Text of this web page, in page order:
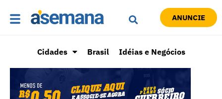
ANUNCIE
Cidades Brasil Idéias e Negócios